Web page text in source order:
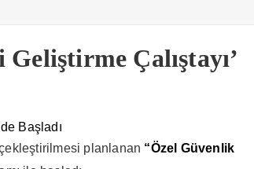
Çalıştayı’
planlanan “Özel Güvenlik